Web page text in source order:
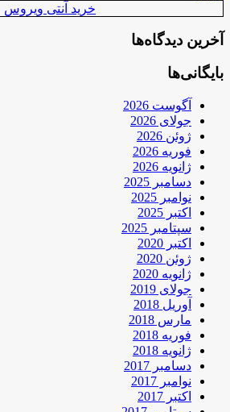
خرید آنتی ویروس
آخرین دیدگاه‌ها
بایگانی‌ها
آگوست 2026
جولای 2026
ژوئن 2026
فوریه 2026
ژانویه 2026
دسامبر 2025
نوامبر 2025
اکتبر 2025
سپتامبر 2025
اکتبر 2020
ژوئن 2020
ژانویه 2020
جولای 2019
آوریل 2018
مارس 2018
فوریه 2018
ژانویه 2018
دسامبر 2017
نوامبر 2017
اکتبر 2017